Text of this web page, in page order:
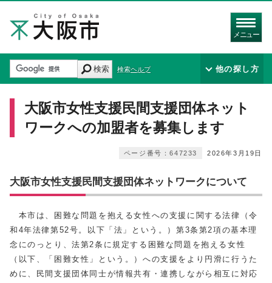
メニュー
検索 検索ヘルプ 他の探し方
大阪市女性支援民間支援団体ネット
ワークへの加盟者を募集します
2026年3月19日
ページ番号：647233
大阪市女性支援民間支援団体ネットワークについて
本市は、困難な問題を抱える女性への支援に関する法律（令
和4年法律第52号。以下「法」という。）第3条第2項の基本理
念にのっとり、法第2条に規定する困難な問題を抱える女性
（以下、「困難女性」という。）への支援をより円滑に行うた
めに、民間支援団体同士が情報共有・連携しながら相互に対応